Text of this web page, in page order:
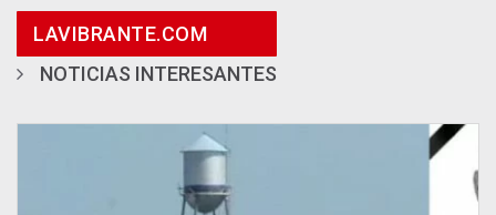
LAVIBRANTE.COM
NOTICIAS INTERESANTES